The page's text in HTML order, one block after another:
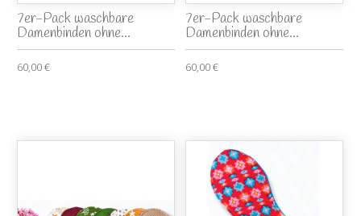
7er-Pack waschbare
Damenbinden ohne...
60,00 €
7er-Pack waschbare
Damenbinden ohne...
60,00 €